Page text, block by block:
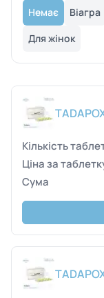
Немає
Віагра
Для жінок